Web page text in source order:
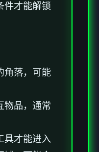
件才能解锁
角落，可能
物品，通常
具才能进入